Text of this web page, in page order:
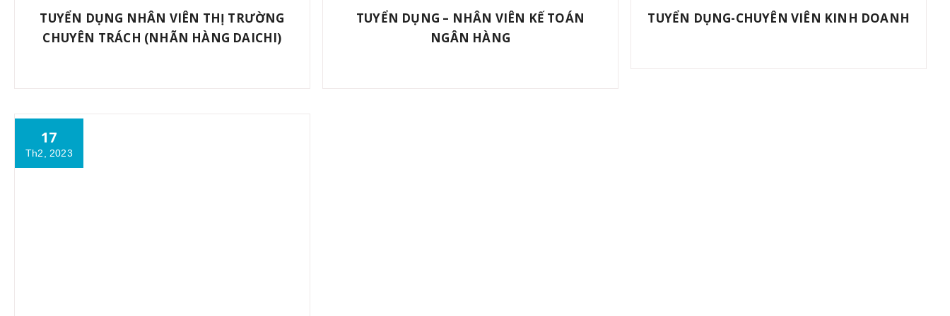
TUYỂN DỤNG NHÂN VIÊN THỊ TRƯỜNG
CHUYÊN TRÁCH (NHÃN HÀNG DAICHI)
TUYỂN DỤNG – NHÂN VIÊN KẾ TOÁN
NGÂN HÀNG
TUYỂN DỤNG-CHUYÊN VIÊN KINH DOANH
17
Th2, 2023